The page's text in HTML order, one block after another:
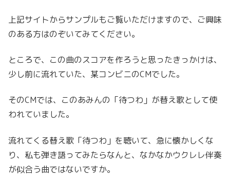
上記サイトからサンプルもご覧いただけますので、ご興味
のある方はのぞいてみてください。
ところで、この曲のスコアを作ろうと思ったきっかけは、
少し前に流れていた、某コンビニのCMでした。
そのCMでは、このあみんの「待つわ」が替え歌として使
われていました。
流れてくる替え歌「待つわ」を聴いて、急に懐かしくな
り、私も弾き語ってみたらなんと、なかなかウクレレ伴奏
が似合う曲ではないですか。